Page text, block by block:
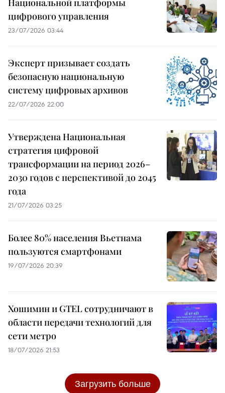
Национальной платформы
цифрового управления
23/07/2026 03:44
Эксперт призывает создать
безопасную национальную
систему цифровых архивов
22/07/2026 22:00
Утверждена Национальная
стратегия цифровой
трансформации на период 2026–
2030 годов с перспективой до 2045
года
21/07/2026 03:25
Более 80% населения Вьетнама
пользуются смартфонами
19/07/2026 20:39
Хошимин и GTEL сотрудничают в
области передачи технологий для
сети метро
18/07/2026 21:53
Загрузить больше